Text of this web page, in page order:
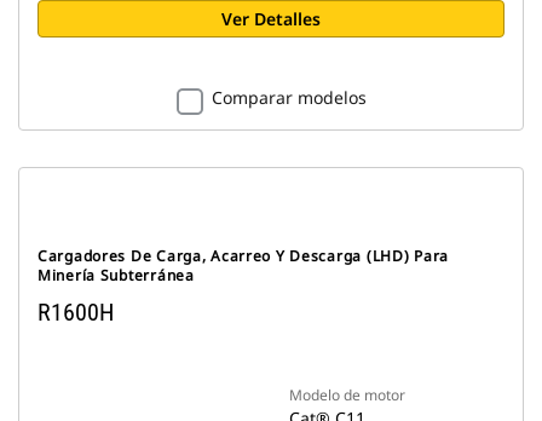
Ver Detalles
Comparar modelos
Cargadores De Carga, Acarreo Y Descarga (LHD) Para
Minería Subterránea
R1600H
Modelo de motor